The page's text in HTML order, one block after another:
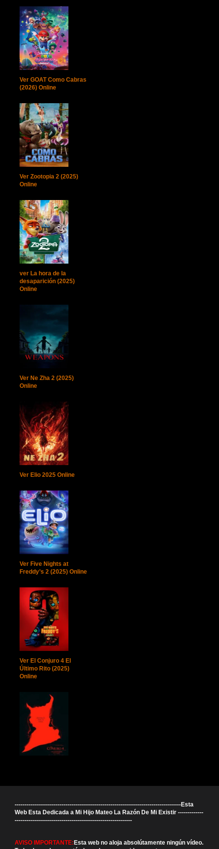
Ver GOAT Como Cabras
(2026) Online
Ver Zootopia 2 (2025)
Online
ver La hora de la
desaparición (2025)
Online
Ver Ne Zha 2 (2025)
Online
Ver Elio 2025 Online
Ver Five Nights at
Freddy’s 2 (2025) Online
Ver El Conjuro 4 El
Último Rito (2025)
Online
-------------------------------------------------------------------------------------Esta
Web Esta Dedicada a Mi Hijo Mateo La Razón De Mi Existir -------------
------------------------------------------------------------
AVISO IMPORTANTE:Esta web no aloja absolútamente ningún vídeo.